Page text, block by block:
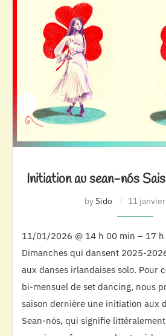
Initiation au sean-nós
bySido 11
11/01/2026 @ 14 h 00 min – 17
Dimanches qui dansent 2025-
aux danses irlandaises solo. Pour
bi-mensuel de set dancing, nous
saison dernière une initiation aux
Sean-nós, qui signifie